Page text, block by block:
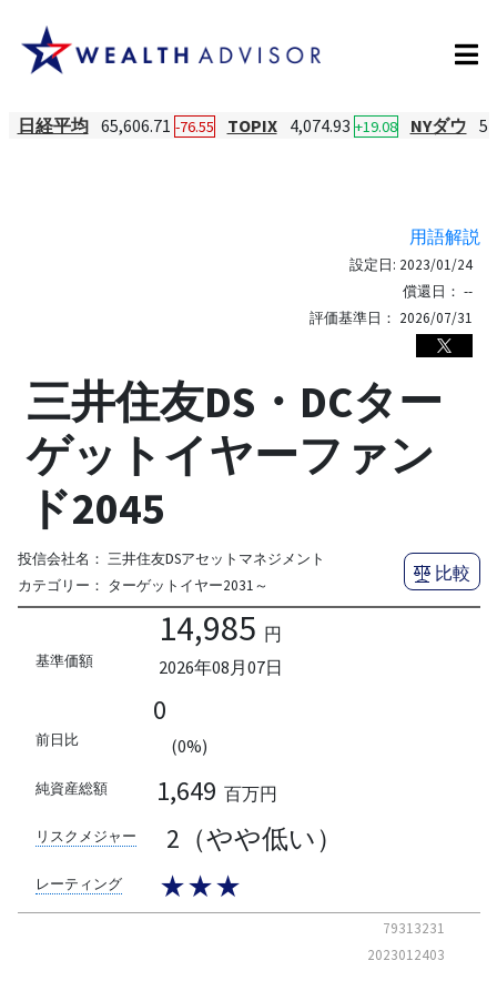
日経平均 65,606.71 -76.55 TOPIX 4,074.93 +19.08 NYダウ
用語解説
設定日: 2023/01/24
償還日： --
評価基準日： 2026/07/31
三井住友DS・DCター
ゲットイヤーファン
ド2045
投信会社名： 三井住友DSアセットマネジメント
カテゴリー： ターゲットイヤー2031～
比較
基準価額
14,985 円
2026年08月07日
前日比
0
(0%)
純資産総額 1,649 百万円
リスクメジャー 2（やや低い）
レーティング ★★★
79313231
2023012403